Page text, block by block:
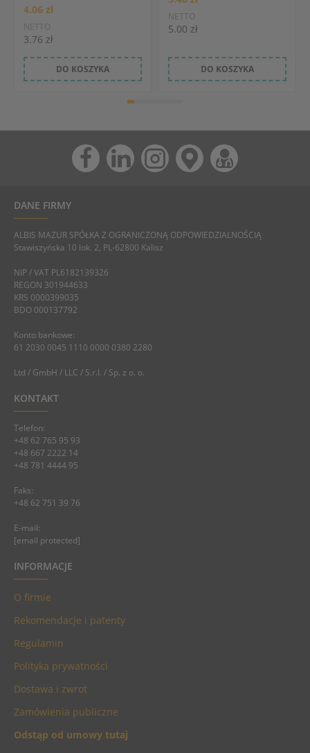
4.06 zł
NETTO
3.76 zł
DO KOSZYKA
NETTO
5.00 zł
DO KOSZYKA
DANE FIRMY
ALBIS MAZUR SPÓŁKA Z OGRANICZONĄ ODPOWIEDZIALNOŚCIĄ
Stawiszyńska 10 lok. 2, PL-62800 Kalisz
NIP / VAT PL6182139326
REGON 301944633
KRS 0000399035
BDO 000137792
Konto bankowe:
61 2030 0045 1110 0000 0380 2280
Ltd / GmbH / LLC / S.r.l. / Sp. z o. o.
KONTAKT
Telefon:
+48 62 765 95 93
+48 667 2222 14
+48 781 4444 95
Faks:
+48 62 751 39 76
E-mail:
[email protected]
INFORMACJE
O firmie
Rekomendacje i patenty
Regulamin
Polityka prywatności
Dostawa i zwrot
Zamówienia publiczne
Odstąp od umowy tutaj